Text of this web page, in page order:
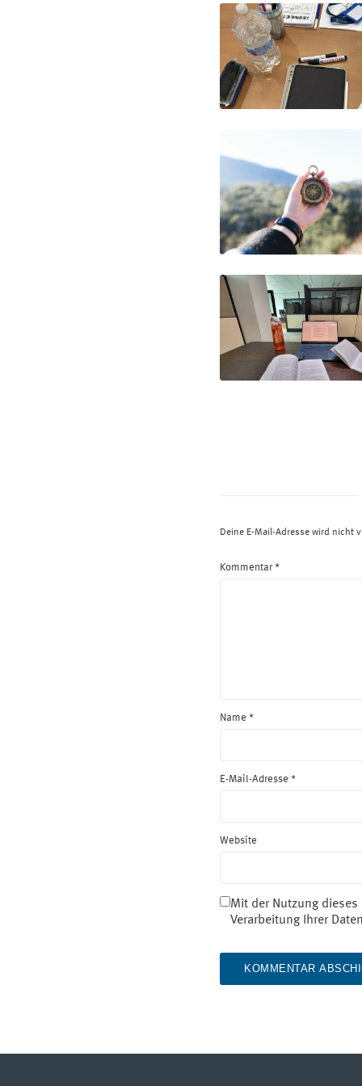
Deine E-Mail-Adresse wird nicht
Kommentar*
Name *
E-Mail-Adresse *
Website
Mit der Nutzung
Verarbeitung Ihrer